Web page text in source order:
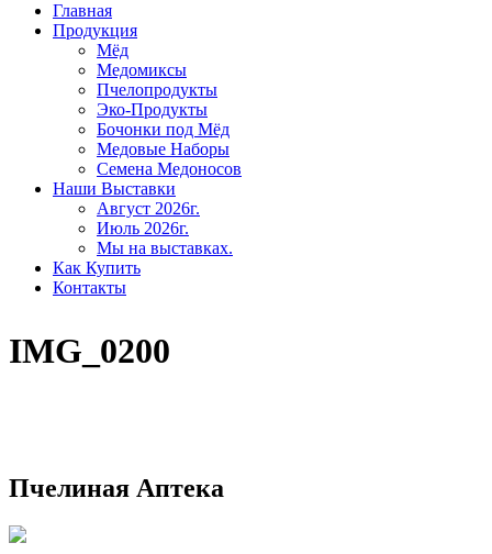
Главная
Продукция
Мёд
Медомиксы
Пчелопродукты
Эко-Продукты
Бочонки под Мёд
Медовые Наборы
Семена Медоносов
Наши Выставки
Август 2026г.
Июль 2026г.
Мы на выставках.
Как Купить
Контакты
IMG_0200
Пчелиная Аптека